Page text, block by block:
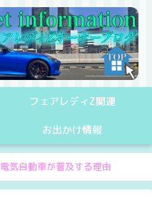
フェアレディZ関連
お出かけ情報
電気自動車が普及する理由